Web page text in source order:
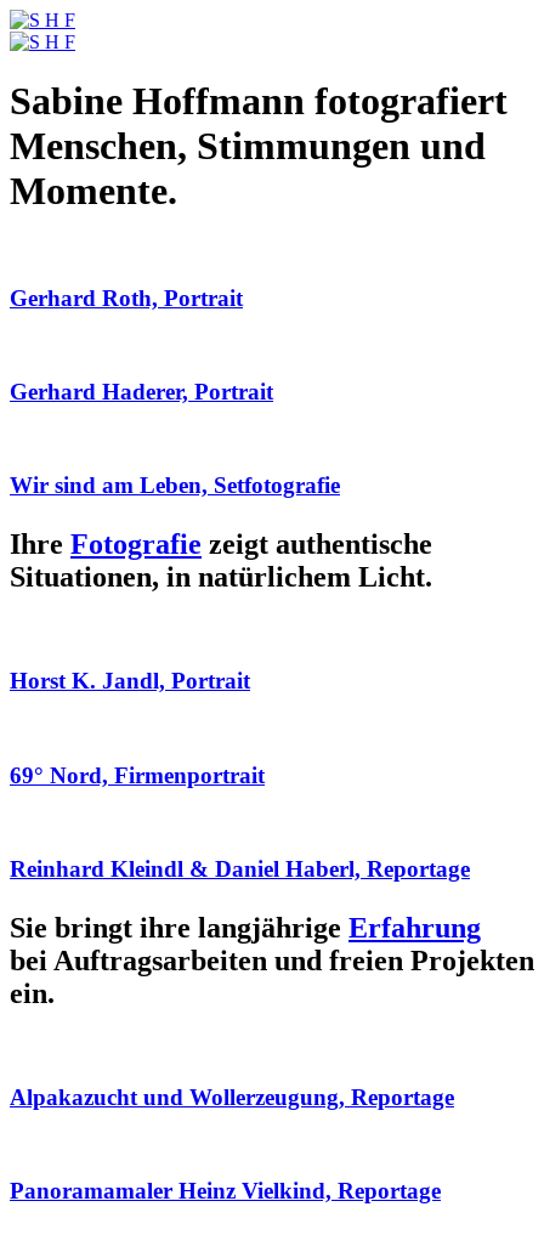
Sabine Hoffmann fotografiert
Menschen, Stimmungen und
Momente.
Gerhard Roth, Portrait
Gerhard Haderer, Portrait
Wir sind am Leben, Setfotografie
Ihre Fotografie zeigt authentische
Situationen, in natürlichem Licht.
Horst K. Jandl, Portrait
69° Nord, Firmenportrait
Reinhard Kleindl & Daniel Haberl, Reportage
Sie bringt ihre langjährige Erfahrung
bei Auftragsarbeiten und freien Projekten
ein.
Alpakazucht und Wollerzeugung, Reportage
Panoramamaler Heinz Vielkind, Reportage